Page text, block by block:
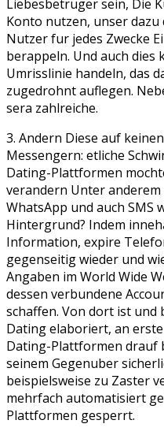
Liebesbetruger sein, Die
Konto nutzen, unser
Nutzer fur jedes Zwecke
berappeln. Und auch
Umrisslinie handeln, das
zugedrohnt auflegen.
sera zahlreiche.
3. Andern Diese auf
Messengern: etliche
Dating-Plattformen
verandern Unter
WhatsApp und auch SMS
Hintergrund? Indem
Information, expire
gegenseitig wieder und
Angaben im World Wide
dessen verbundene
schaffen. Von dort ist und
Dating elaboriert, an
Dating-Plattformen drauf
seinem Gegenuber
beispielsweise zu Zaster
mehrfach automatisiert
Plattformen gesperrt.